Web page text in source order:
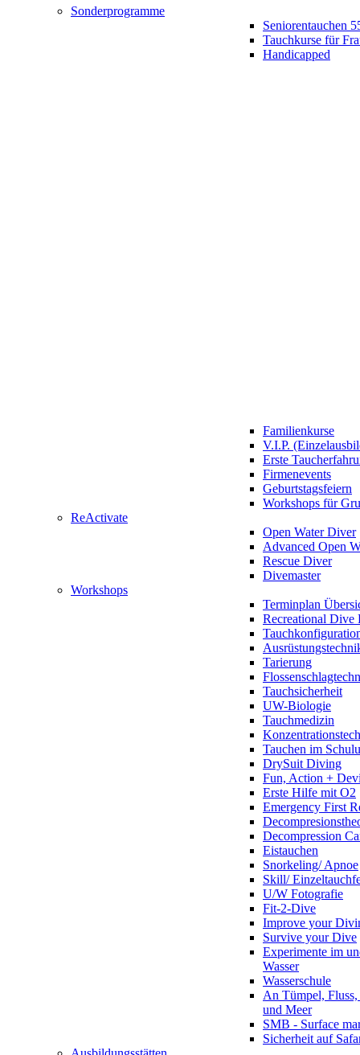
Sonderprogramme
Seniorentauchen
Tauchkurse für
Handicapped
Familienkurse
V.I.P.
Erste
Firmenevents
Geburtstagsfeiern
Workshops für
ReActivate
Open Water Diver
Advanced Open
Rescue Diver
Divemaster
Workshops
Terminplan
Recreational Dive
Tarierung
Tauchsicherheit
UW-Biologie
Tauchmedizin
Tauchen im
DrySuit Diving
Fun, Action +
Erste Hilfe mit O2
Emergency First
Decompression
Eistauchen
Snorkeling/ Apnoe
Skill/
U/W Fotografie
Fit-2-Dive
Improve your
Survive your Dive
Experimente im
Wasser
Wasserschule
An Tümpel,
und Meer
SMB - Surface
Sicherheit auf